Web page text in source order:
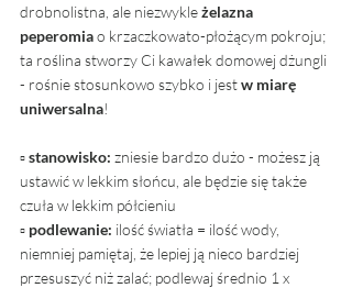
drobnolistna, ale niezwykle żelazna
peperomia o krzaczkowato-płożącym pokroju;
ta roślina stworzy Ci kawałek domowej dżungli
- rośnie stosunkowo szybko i jest w miarę
uniwersalna!
▫ stanowisko: zniesie bardzo dużo - możesz ją
ustawić w lekkim słońcu, ale będzie się także
czuła w lekkim półcieniu
▫ podlewanie: ilość światła = ilość wody,
niemniej pamiętaj, że lepiej ją nieco bardziej
przesuszyć niż zalać; podlewaj średnio 1 x